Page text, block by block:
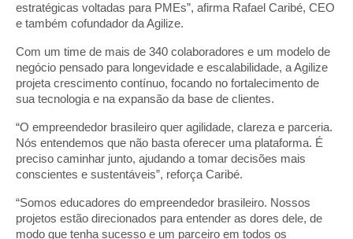
estratégicas voltadas para PMEs”, afirma Rafael Caribé, CEO
e também cofundador da Agilize.
Com um time de mais de 340 colaboradores e um modelo de
negócio pensado para longevidade e escalabilidade, a Agilize
projeta crescimento contínuo, focando no fortalecimento de
sua tecnologia e na expansão da base de clientes.
“O empreendedor brasileiro quer agilidade, clareza e parceria.
Nós entendemos que não basta oferecer uma plataforma. É
preciso caminhar junto, ajudando a tomar decisões mais
conscientes e sustentáveis”, reforça Caribé.
“Somos educadores do empreendedor brasileiro. Nossos
projetos estão direcionados para entender as dores dele, de
modo que tenha sucesso e um parceiro em todos os